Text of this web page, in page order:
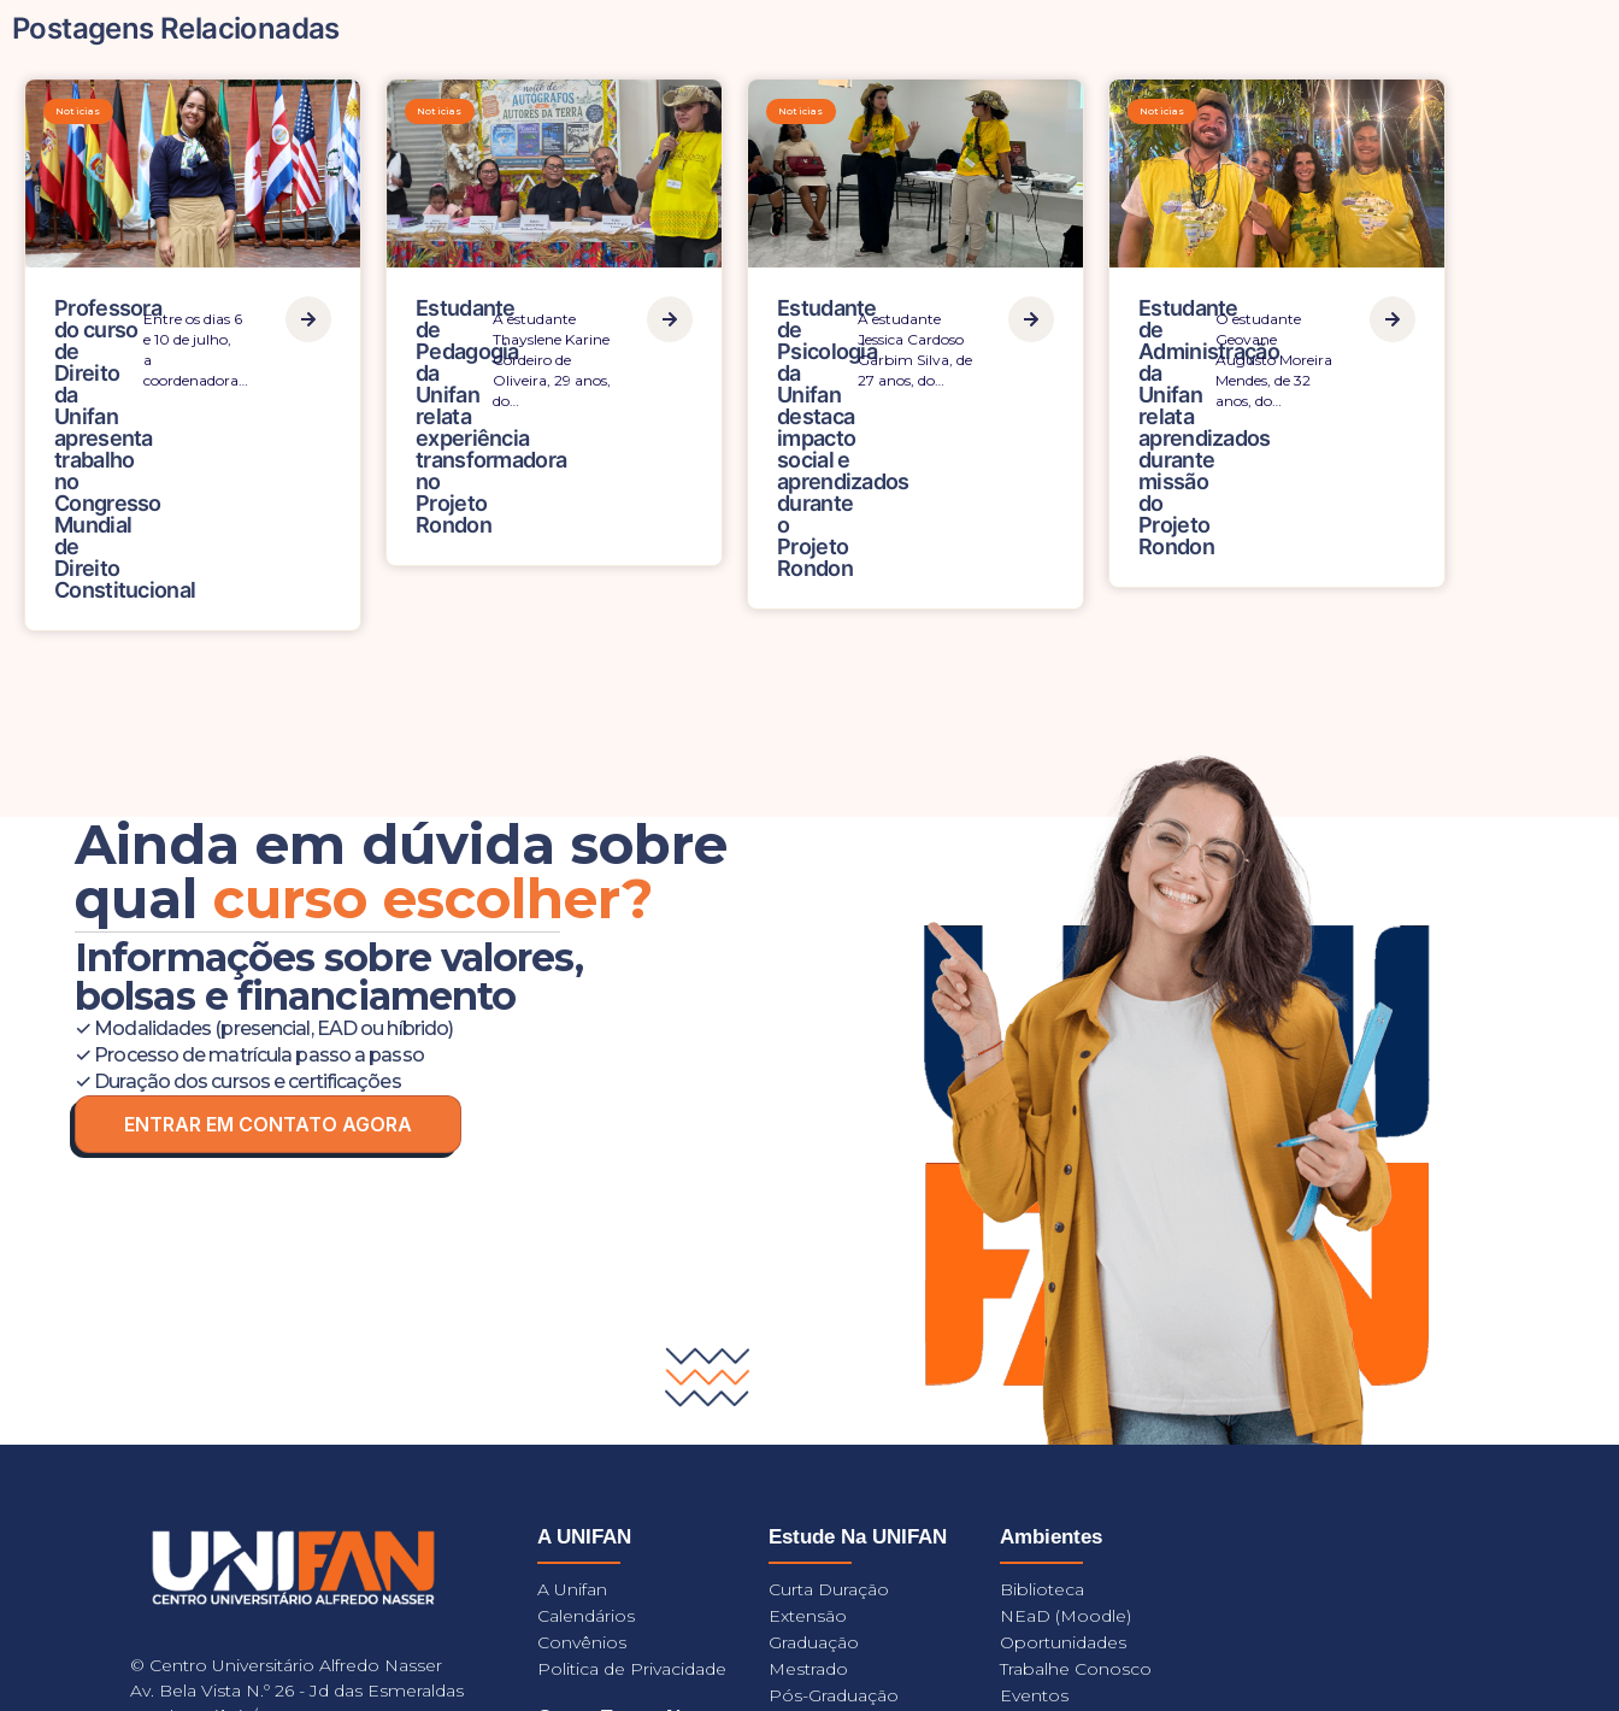
Postagens Relacionadas
Noticias
Professora
do curso
de
Direito
da
Unifan
apresenta
trabalho
no
Congresso
Mundial
de
Direito
Constitucional
Entre os dias 6
e 10 de julho,
a
coordenadora…
Noticias
Estudante
de
Pedagogia
da
Unifan
relata
experiência
transformadora
no
Projeto
Rondon
A estudante
Thayslene Karine
Cordeiro de
Oliveira, 29 anos,
do…
Noticias
Estudante
de
Psicologia
da
Unifan
destaca
impacto
social e
aprendizados
durante
o
Projeto
Rondon
A estudante
Jessica Cardoso
Garbim Silva, de
27 anos, do…
Noticias
Estudante
de
Administração
da
Unifan
relata
aprendizados
durante
missão
do
Projeto
Rondon
O estudante
Geovane
Augusto Moreira
Mendes, de 32
anos, do…
Ainda em dúvida sobre
qual curso escolher?
Informações sobre valores,
bolsas e financiamento
✓ Modalidades (presencial, EAD ou híbrido)
✓ Processo de matrícula passo a passo
✓ Duração dos cursos e certificações
ENTRAR EM CONTATO AGORA
© Centro Universitário Alfredo Nasser
Av. Bela Vista N.º 26 - Jd das Esmeraldas
A UNIFAN
A Unifan
Calendários
Convênios
Politica de Privacidade
Estude Na UNIFAN
Curta Duração
Extensão
Graduação
Mestrado
Pós-Graduação
Ambientes
Biblioteca
NEaD (Moodle)
Oportunidades
Trabalhe Conosco
Eventos